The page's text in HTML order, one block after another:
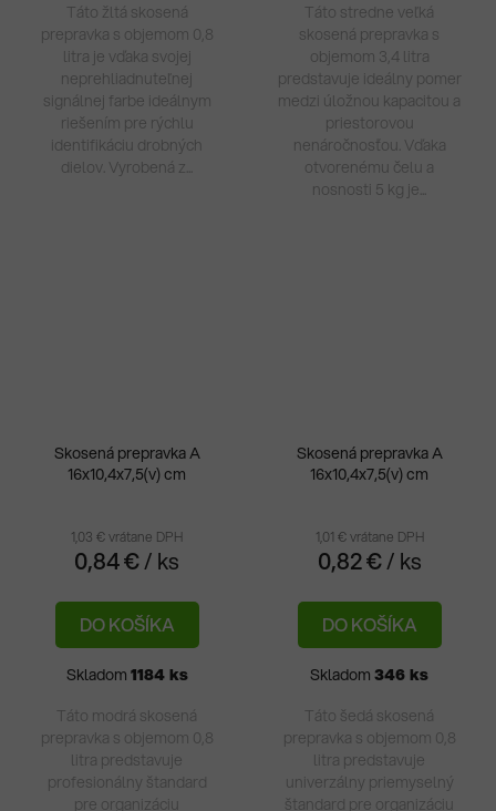
Táto žltá skosená
prepravka s objemom 0,8
litra je vďaka svojej
neprehliadnuteľnej
signálnej farbe ideálnym
riešením pre rýchlu
identifikáciu drobných
dielov. Vyrobená z...
Táto stredne veľká
skosená prepravka s
objemom 3,4 litra
predstavuje ideálny pomer
medzi úložnou kapacitou a
priestorovou
nenáročnosťou. Vďaka
otvorenému čelu a
nosnosti 5 kg je...
Skosená prepravka A
16x10,4x7,5(v) cm
1,03 € vrátane DPH
0,84 €/ ks
DO KOŠÍKA
Skladom 1184 ks
Táto modrá skosená
prepravka s objemom 0,8
litra predstavuje
profesionálny štandard
pre organizáciu
Skosená prepravka A
16x10,4x7,5(v) cm
1,01 € vrátane DPH
0,82 €/ ks
DO KOŠÍKA
Skladom 346 ks
Táto šedá skosená
prepravka s objemom 0,8
litra predstavuje
univerzálny priemyselný
štandard pre organizáciu